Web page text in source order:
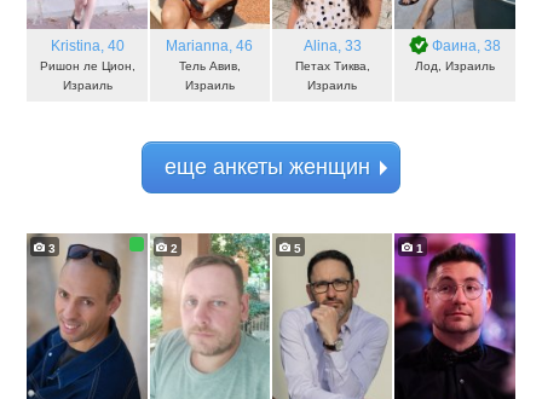
Kristina, 40
Ришон ле Цион,
Израиль
Marianna, 46
Тель Авив,
Израиль
Alina, 33
Петах Тиква,
Израиль
Фаина, 38
Лод, Израиль
еще анкеты женщин
3 2 5 1